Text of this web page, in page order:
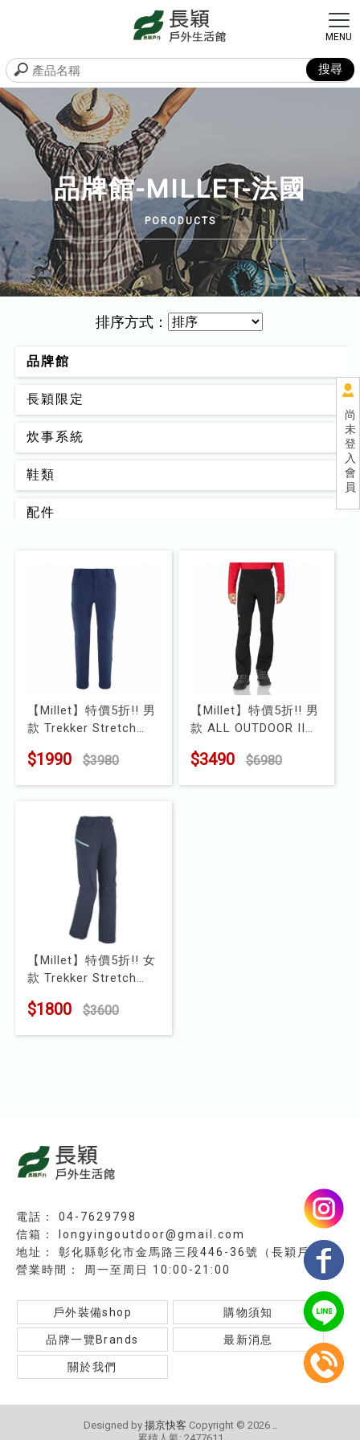
尚
未
登
入
會
員
品牌館-MILLET-法國
排序方式：
品牌館
長穎限定
炊事系統
鞋類
配件
睡眠系統
器材裝備
兒童
水上配件
挖寶區
⭐長毛象-過季出清75折⭐
【Millet】特價5折!! 男
款 Trekker Stretch
型號 : MIV7701
$1990 $3980
【Millet】特價5折!! 男
款 ALL OUTDOOR II
褲
$3490 $6980
【Millet】特價5折!! 女
款 Trekker Stretch
登山褲健行褲休閒褲
$1800 $3600
04-7629798
longyingoutdoor@gmail.com
彰化縣彰化市金馬路三段446-36號（長穎戶外）
周一至周日 10:00-21:00
戶外裝備shop 購物須知
品牌一覽Brands 最新消息
關於我們
Designed by 揚京快客 Copyright © 2026